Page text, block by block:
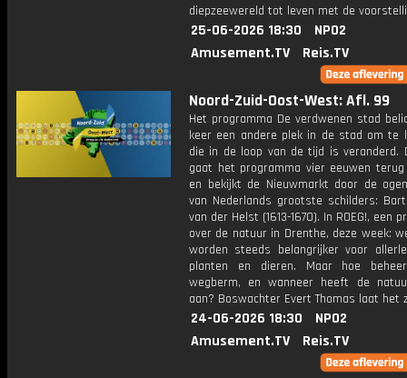
diepzeewereld tot leven met de
25-06-2026 18:30
NPO2
Amusement.TV
Reis.TV
Noord-Zuid-Oost-West: Afl. 99
Het programma De verdwenen stad
keer een andere plek in de stad om te
die in de loop van de tijd is veranderd.
gaat het programma vier eeuwen
en bekijkt de Nieuwmarkt door de
van Nederlands grootste schilders:
van der Helst (1613-1670). In ROEG!, een
over de natuur in Drenthe, deze week:
worden steeds belangrijker voor
planten en dieren. Maar hoe
wegberm, en wanneer heeft de
aan? Boswachter Evert Thomas laat het
24-06-2026 18:30
NPO2
Amusement.TV
Reis.TV